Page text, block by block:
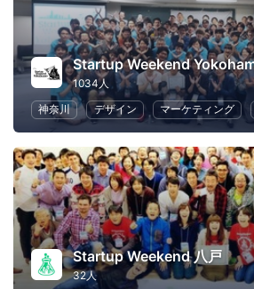
Startup Weekend
1034人
神奈川
デザイン マーケティング
Startup Weekend 八戸
32人